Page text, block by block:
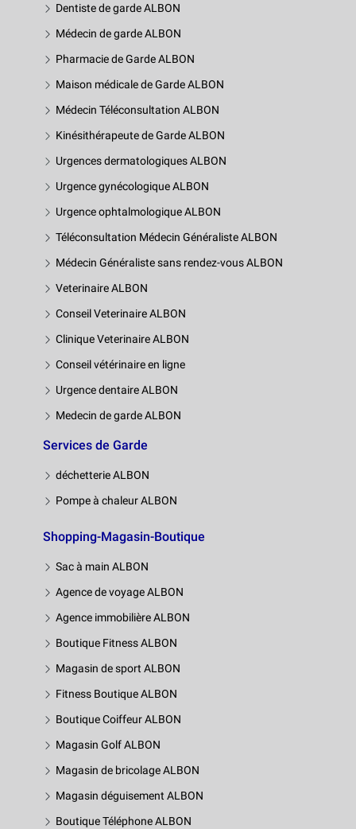
Dentiste de garde ALBON
Médecin de garde ALBON
Pharmacie de Garde ALBON
Maison médicale de Garde ALBON
Médecin Téléconsultation ALBON
Kinésithérapeute de Garde ALBON
Urgences dermatologiques ALBON
Urgence gynécologique ALBON
Urgence ophtalmologique ALBON
Téléconsultation Médecin Généraliste ALBON
Médecin Généraliste sans rendez-vous ALBON
Veterinaire ALBON
Conseil Veterinaire ALBON
Clinique Veterinaire ALBON
Conseil vétérinaire en ligne
Urgence dentaire ALBON
Medecin de garde ALBON
Services de Garde
déchetterie ALBON
Pompe à chaleur ALBON
Shopping-Magasin-Boutique
Sac à main ALBON
Agence de voyage ALBON
Agence immobilière ALBON
Boutique Fitness ALBON
Magasin de sport ALBON
Fitness Boutique ALBON
Boutique Coiffeur ALBON
Magasin Golf ALBON
Magasin de bricolage ALBON
Magasin déguisement ALBON
Boutique Téléphone ALBON